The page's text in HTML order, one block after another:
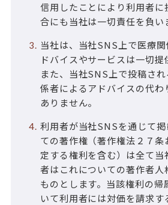
信用したことにより利用者に
合にも当社は一切責任を負い
当社は、当社SNS上で医療
ドバイスやサービスは一切提
また、当社SNS上で投稿さ
係者によるアドバイスの代わ
ありません。
利用者が当社SNSを通じて
ての著作権（著作権法２７条
定する権利を含む）は全て当
者はこれについての著作者人
ものとします。当該権利の帰
いて利用者には対価を請求す